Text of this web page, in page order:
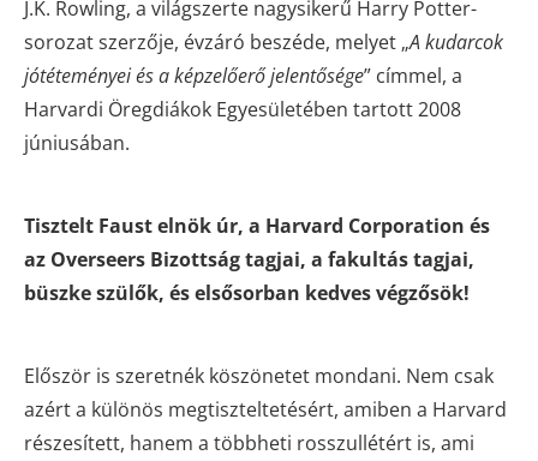
J.K. Rowling, a világszerte nagysikerű Harry Potter-
sorozat szerzője, évzáró beszéde, melyet „A kudarcok
jótéteményei és a képzelőerő jelentősége” címmel, a
Harvardi Öregdiákok Egyesületében tartott 2008
júniusában.
Tisztelt Faust elnök úr, a Harvard Corporation és
az Overseers Bizottság tagjai, a fakultás tagjai,
büszke szülők, és elsősorban kedves végzősök!
Először is szeretnék köszönetet mondani. Nem csak
azért a különös megtiszteltetésért, amiben a Harvard
részesített, hanem a többheti rosszullétért is, ami